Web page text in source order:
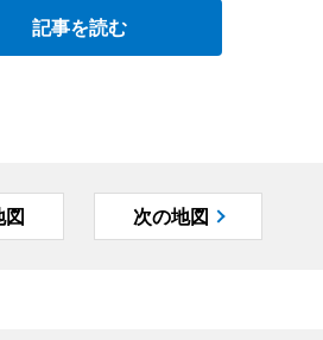
記事を読む
図 次の地図